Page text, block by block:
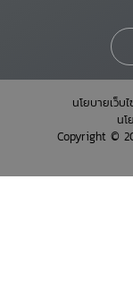
นโยบายเว็บ
น
Copyright ©